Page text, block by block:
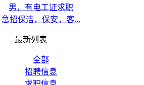
男，有电工证求职
急招保洁，保安，客...
最新列表
全部
招聘信息